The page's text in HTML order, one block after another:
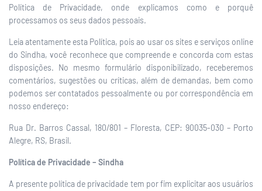
Política de Privacidade, onde explicamos como e porquê
processamos os seus dados pessoais.
Leia atentamente esta Política, pois ao usar os sites e serviços online
do Sindha, você reconhece que compreende e concorda com estas
disposições. No mesmo formulário disponibilizado, receberemos
comentários, sugestões ou críticas, além de demandas, bem como
podemos ser contatados pessoalmente ou por correspondência em
nosso endereço:
Rua Dr. Barros Cassal, 180/801 – Floresta, CEP: 90035-030 – Porto
Alegre, RS, Brasil.
Política de Privacidade – Sindha
A presente política de privacidade tem por fim explicitar aos usuários